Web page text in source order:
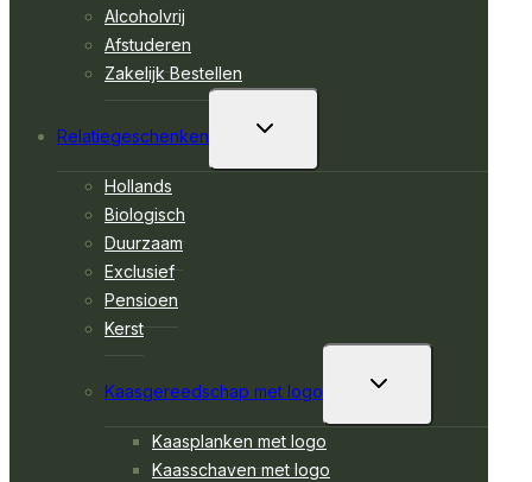
Alcoholvrij
Afstuderen
Zakelijk Bestellen
Relatiegeschenken
TOGGLE
SUBMENU
Hollands
Biologisch
Duurzaam
Exclusief
Pensioen
Kerst
Kaasgereedschap met logo
TOGGLE
SUBMENU
Kaasplanken met logo
Kaasschaven met logo